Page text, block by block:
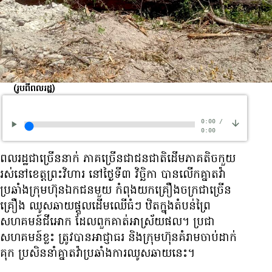
(រូបពីពលរដ្ឋ)
0:00/
0:00
ពលរដ្ឋ​ជា​ច្រើន​នាក់ ភាគ​ច្រើន​ជា​ជនជាតិ​ដើម​ភាគ​តិច​កួយ
រស់​នៅ​ខេត្ត​ព្រះវិហារ នៅ​ថ្ងៃ​ទី៣ វិច្ឆិកា បាន​លើក​គ្នា​តវ៉ា​
ប្រឆាំង​ក្រុមហ៊ុន​ឯកជន​មួយ កំពុង​យក​គ្រឿងចក្រ​ជា​ច្រើន​
គ្រឿង​ ឈូស​ឆាយ​ផ្ដួល​ដើម​ឈើ​ធំៗ ឋិត​ក្នុង​តំបន់​ព្រៃ​
សហគមន៍​ជីអោក ដែល​ពួក​គាត់​អាស្រ័យផល។ ប្រជា​
សហគមន៍​ខ្លះ ត្រូវ​បាន​អាជ្ញាធរ និង​ក្រុមហ៊ុន​គំរាម​ចាប់​ដាក់​
គុក ប្រសិន​នាំ​គ្នា​តវ៉ា​ប្រឆាំង​ការ​ឈូស​ឆាយ​នេះ។